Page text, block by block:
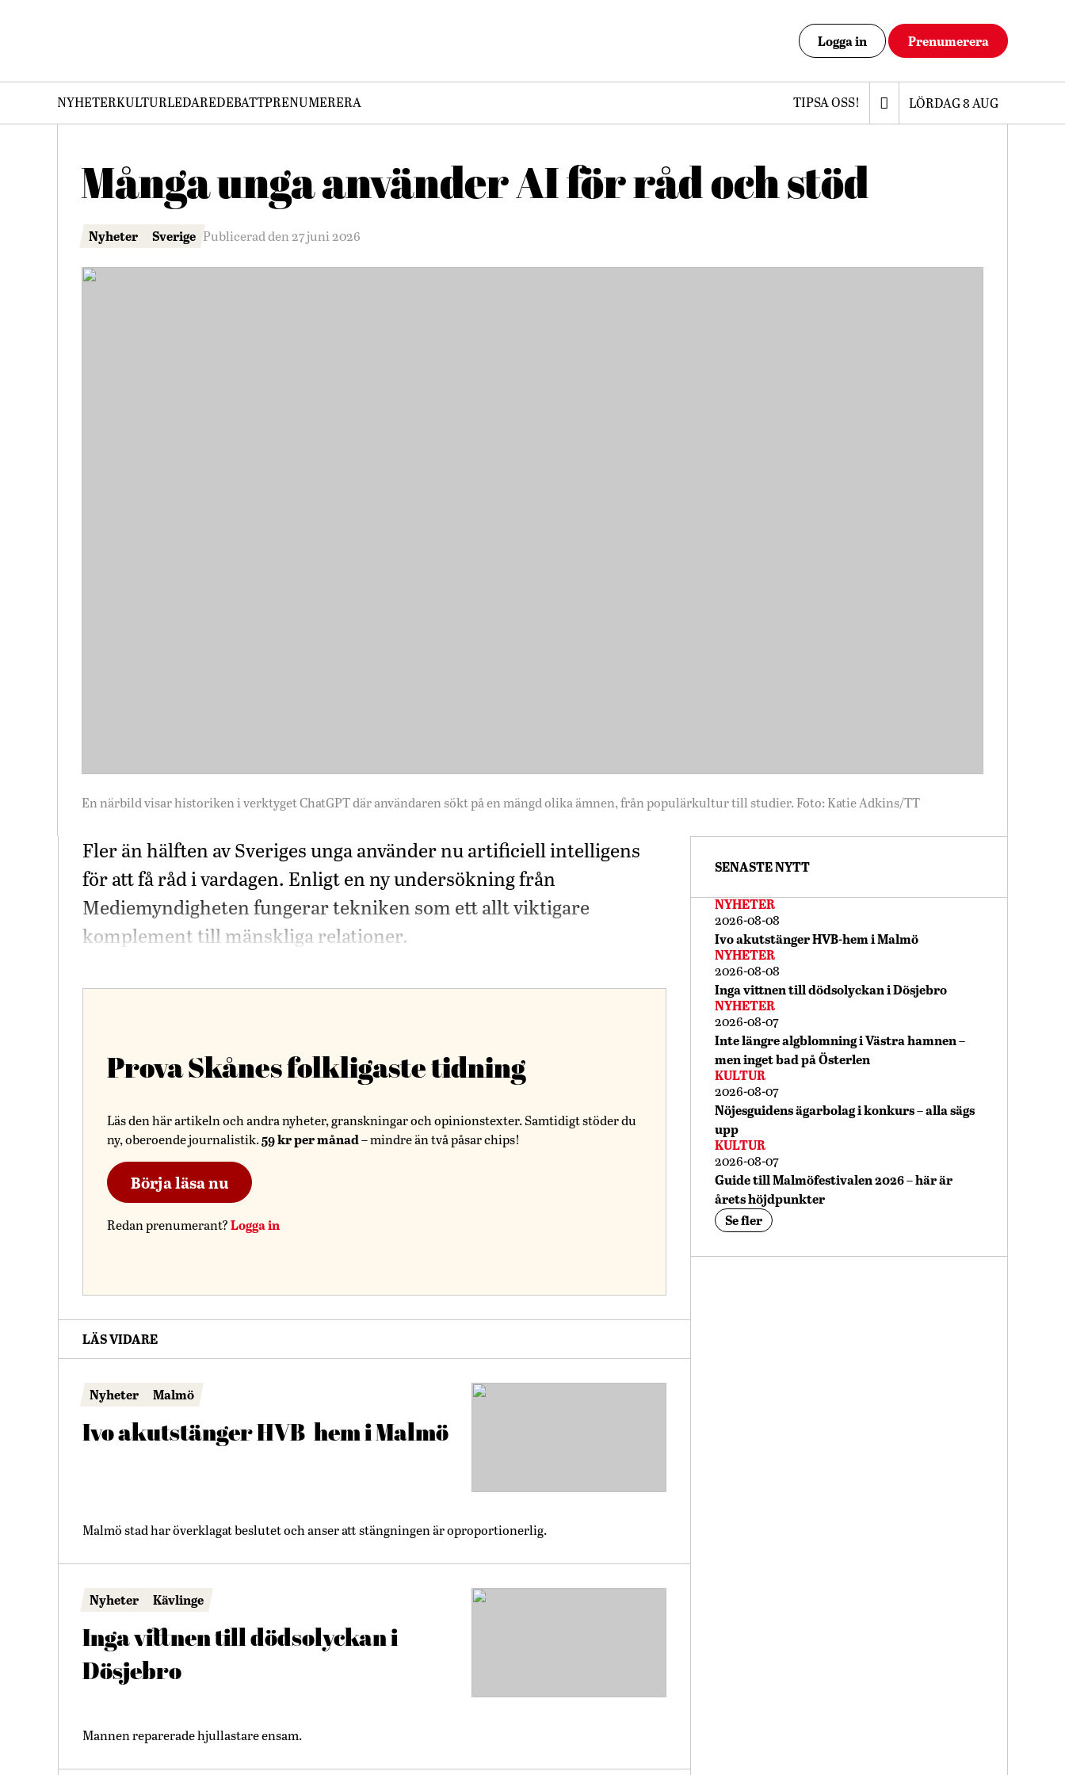
Logga in Prenumerera
NYHETERKULTURLEDAREDEBATTPRENUMERERA TIPSA OSS! LÖRDAG 8 AUG
Många unga använder AI för råd och stöd
Nyheter Sverige Publicerad den 27 juni 2026
En närbild visar historiken i verktyget ChatGPT där användaren sökt på en mängd olika ämnen, från populärkultur till studier. Foto: Katie Adkins/TT
Fler än hälften av Sveriges unga använder nu artificiell intelligens
för att få råd i vardagen. Enligt en ny undersökning från
Mediemyndigheten fungerar tekniken som ett allt viktigare
komplement till mänskliga relationer.
Prova Skånes folkligaste tidning
Läs den här artikeln och andra nyheter, granskningar och opinionstexter. Samtidigt stöder du
ny, oberoende journalistik.59 kr per månad– mindre än två påsar chips!
Börja läsa nu
Redan prenumerant?Logga in
LÄS VIDARE
Nyheter Malmö
Ivo akutstänger HVB-hem i Malmö
Malmö stad har överklagat beslutet och anser att stängningen är oproportionerlig.
Nyheter Kävlinge
Inga vittnen till dödsolyckan i
Dösjebro
Mannen reparerade hjullastare ensam.
SENASTE NYTT
NYHETER
2026-08-08
Ivo akutstänger HVB-hem i Malmö
NYHETER
2026-08-08
Inga vittnen till dödsolyckan i Dösjebro
NYHETER
2026-08-07
Inte längre algblomning i Västra hamnen –
men inget bad på Österlen
KULTUR
2026-08-07
Nöjesguidens ägarbolag i konkurs – alla sägs
upp
KULTUR
2026-08-07
Guide till Malmöfestivalen 2026 – här är
årets höjdpunkter
Se fler